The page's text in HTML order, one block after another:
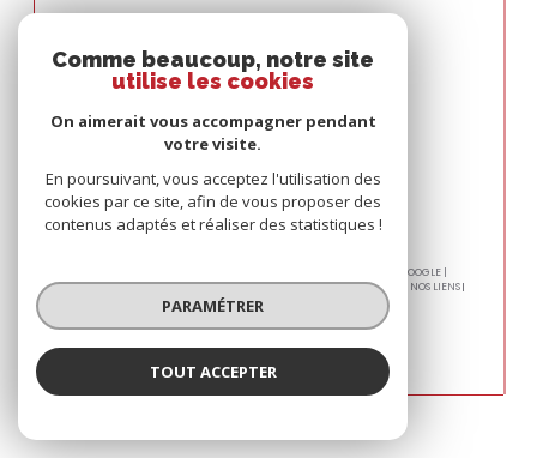
Espace
Se connecter
© 2026 | TOUS DROITS RÉSERVÉS | TRADUCTION POWERED BY GOOGLE |
PLAN DU SITE
MENTIONS LÉGALES NOS HONORAIRES ADMIN
NOS LIENS
POLITIQUE RGPD
Comme beaucoup, notre site
utilise les cookies
On aimerait vous accompagner pendant
votre visite.
En poursuivant, vous acceptez l'utilisation des
cookies par ce site, afin de vous proposer des
contenus adaptés et réaliser des statistiques !
PARAMÉTRER
TOUT ACCEPTER